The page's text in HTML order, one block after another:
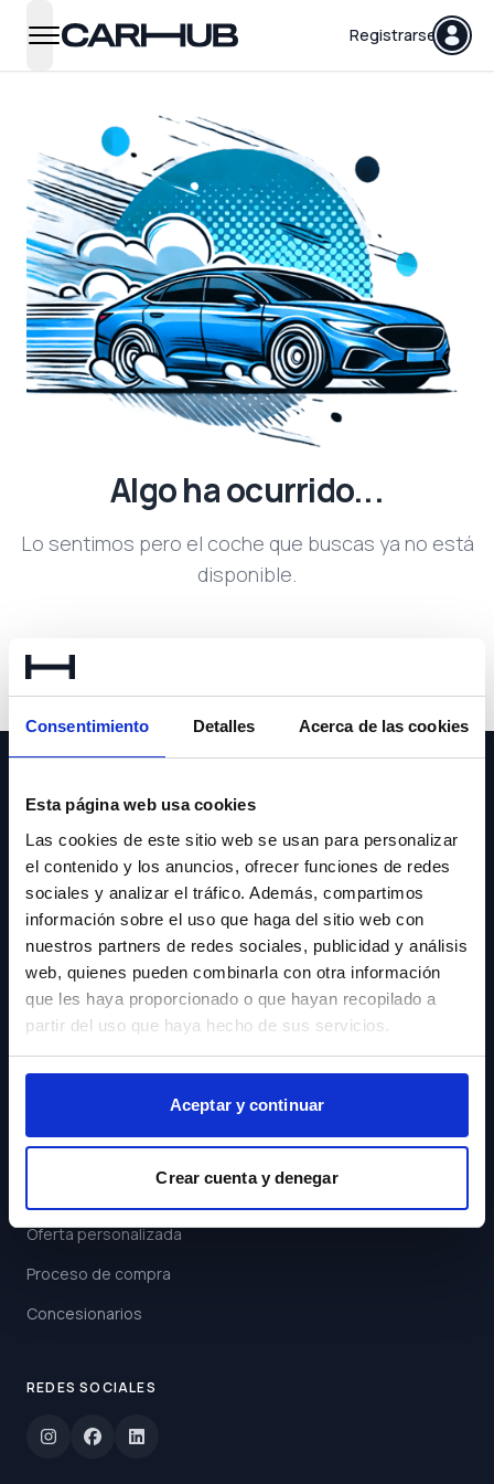
Consentimiento Detalles Acerca de las cookies
Esta página web usa cookies
Las cookies de este sitio web se usan para personalizar
el contenido y los anuncios, ofrecer funciones de redes
sociales y analizar el tráfico. Además, compartimos
información sobre el uso que haga del sitio web con
nuestros partners de redes sociales, publicidad y análisis
web, quienes pueden combinarla con otra información
que les haya proporcionado o que hayan recopilado a
partir del uso que haya hecho de sus servicios.
Aceptar y continuar
Crear cuenta y denegar
open navigation menu
Carhub Registrarse
Algo ha ocurrido...
Lo sentimos pero el coche que buscas ya no está
disponible.
NEWSLETTER
Suscríbete y recibe las últimas novedades y ofertas.
Acepto los
Términos y
Condiciones
Suscribirse
ENLACES
Oferta personalizada
Proceso de compra
Concesionarios
REDES SOCIALES